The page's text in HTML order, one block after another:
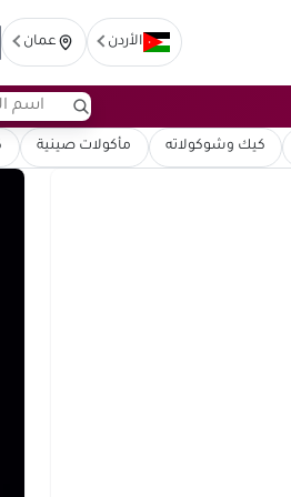
الأردن عمان
كيك وشوكولاته مأكولات صينية